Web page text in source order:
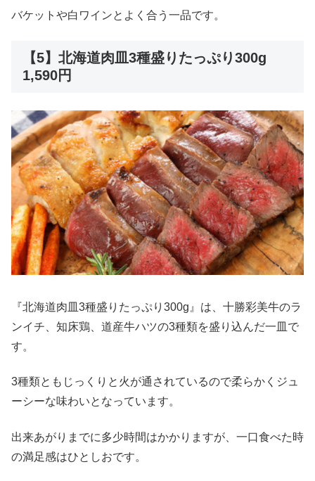
バケットや白ワインとよく合う一品です。
【5】北海道肉皿3種盛りたっぷり300g
1,590円
『北海道肉皿3種盛りたっぷり300g』は、十勝彩美牛のラ
ンイチ、知床鶏、道産牛ハツの3種類を盛り込んだ一皿で
す。
3種類ともじっくりと火が通されているので柔らかくジュ
ーシーな味わいとなっています。
出来あがりまでに多少時間はかかりますが、一口食べた時
の満足感はひとしおです。